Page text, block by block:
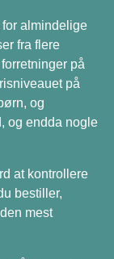
almindelige
fra flere
på
på
og
og endda nogle
at kontrollere
bestiller,
mest